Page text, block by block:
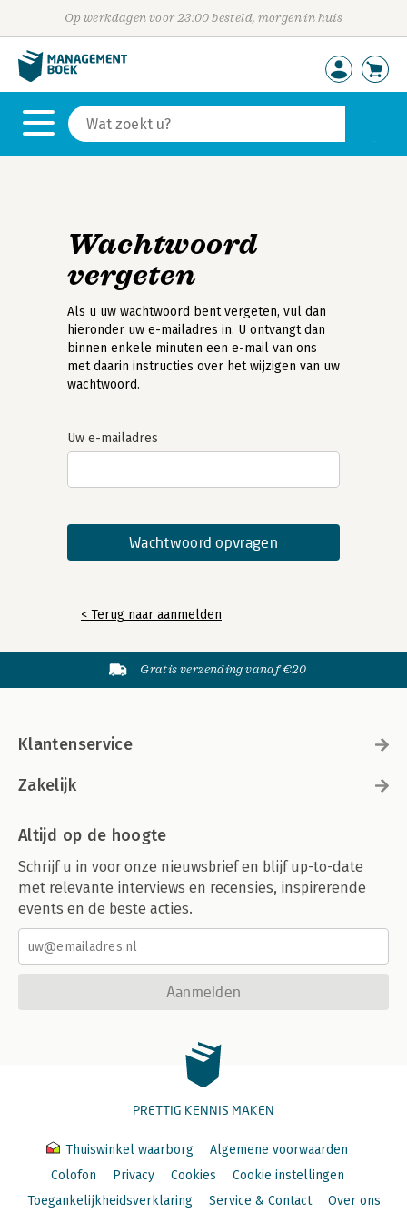
Op werkdagen voor 23:00 besteld, morgen in huis
Wachtwoord
vergeten
Als u uw wachtwoord bent vergeten, vul dan
hieronder uw e-mailadres in. U ontvangt dan
binnen enkele minuten een e-mail van ons
met daarin instructies over het wijzigen van uw
wachtwoord.
Uw e-mailadres
< Terug naar aanmelden
Gratis verzending vanaf €20
Klantenservice
Zakelijk
Altijd op de hoogte
Schrijf u in voor onze nieuwsbrief en blijf up-to-date
met relevante interviews en recensies, inspirerende
events en de beste acties.
Aanmelden
PRETTIG KENNIS MAKEN
Thuiswinkel waarborg
Algemene voorwaarden
Colofon
Privacy Cookies
Cookie instellingen
Toegankelijkheidsverklaring
Service & Contact Over ons